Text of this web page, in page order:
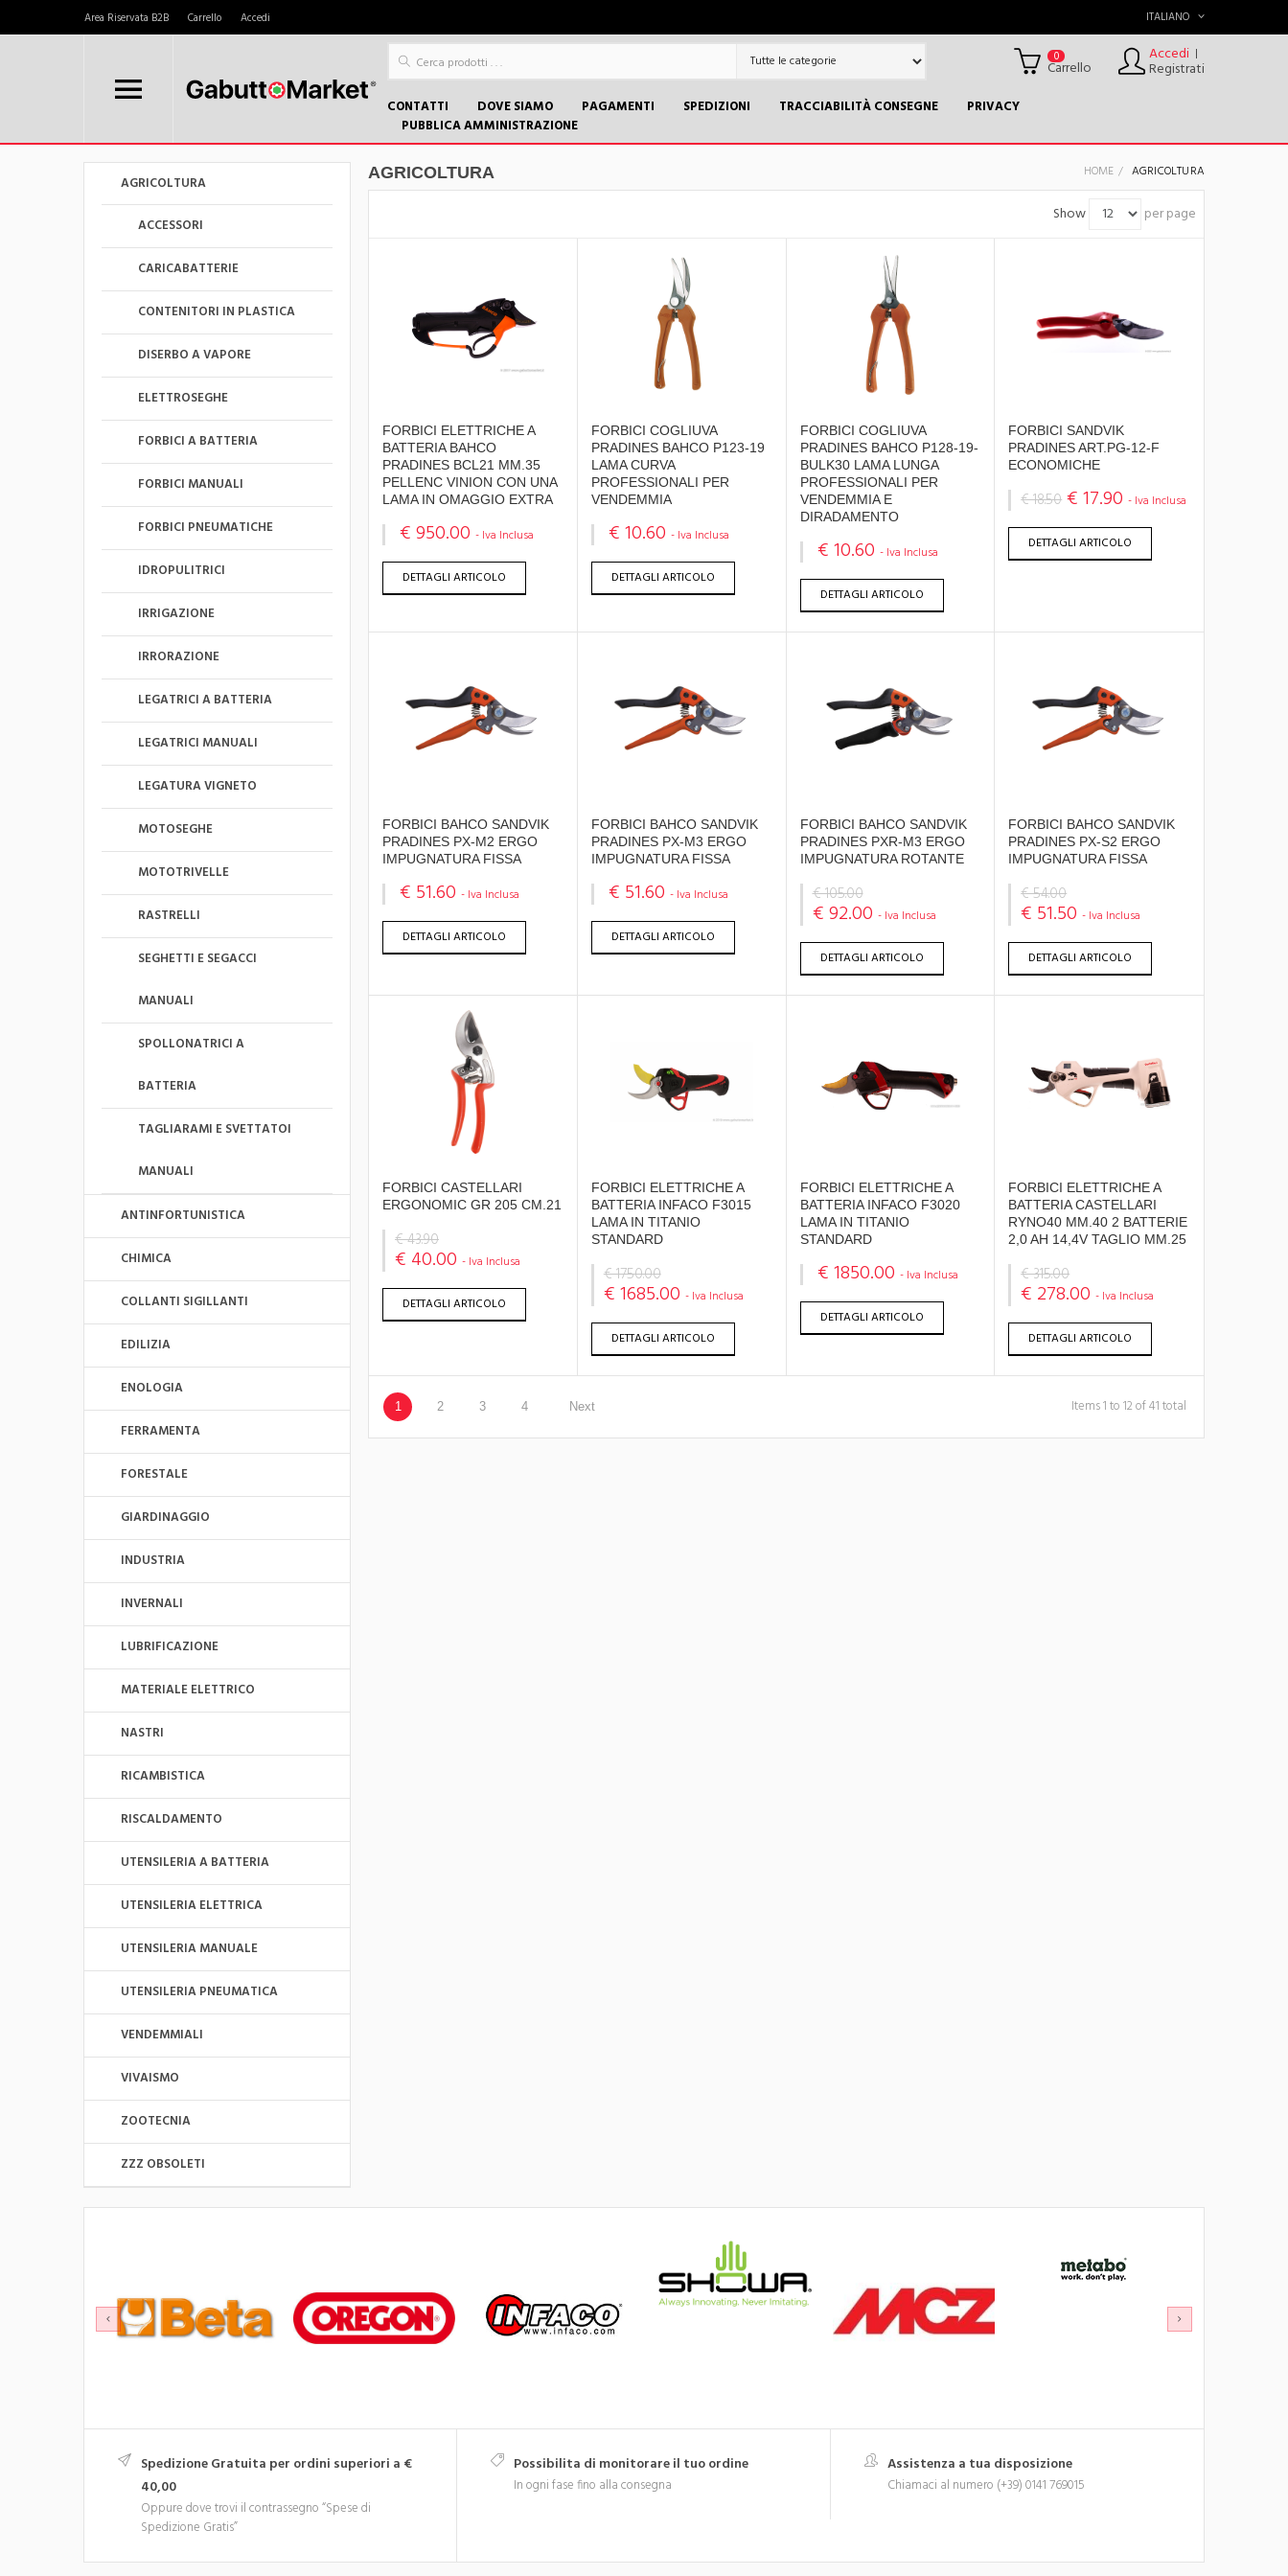
Area Riservata B2B Carrello Accedi ITALIANO
Accedi |
Registrati
0
Carrello
CONTATTI DOVE SIAMO PAGAMENTI SPEDIZIONI TRACCIABILITÀ CONSEGNE
PRIVACY
PUBBLICA AMMINISTRAZIONE
AGRICOLTURA
ACCESSORI
CARICABATTERIE
CONTENITORI IN PLASTICA
DISERBO A VAPORE
ELETTROSEGHE
FORBICI A BATTERIA
FORBICI MANUALI
FORBICI PNEUMATICHE
IDROPULITRICI
IRRIGAZIONE
IRRORAZIONE
LEGATRICI A BATTERIA
LEGATRICI MANUALI
LEGATURA VIGNETO
MOTOSEGHE
MOTOTRIVELLE
RASTRELLI
SEGHETTI E SEGACCI
MANUALI
SPOLLONATRICI A
BATTERIA
TAGLIARAMI E SVETTATOI
MANUALI
ANTINFORTUNISTICA
CHIMICA
COLLANTI SIGILLANTI
EDILIZIA
ENOLOGIA
FERRAMENTA
FORESTALE
GIARDINAGGIO
INDUSTRIA
INVERNALI
LUBRIFICAZIONE
MATERIALE ELETTRICO
NASTRI
RICAMBISTICA
RISCALDAMENTO
UTENSILERIA A BATTERIA
UTENSILERIA ELETTRICA
UTENSILERIA MANUALE
UTENSILERIA PNEUMATICA
VENDEMMIALI
VIVAISMO
ZOOTECNIA
ZZZ OBSOLETI
HOME AGRICOLTURA
AGRICOLTURA
Show per page
FORBICI ELETTRICHE A
BATTERIA BAHCO
PRADINES BCL21 MM.35
PELLENC VINION CON UNA
LAMA IN OMAGGIO EXTRA
€ 950.00 - Iva Inclusa
DETTAGLI ARTICOLO
FORBICI COGLIUVA
PRADINES BAHCO P123-19
LAMA CURVA
PROFESSIONALI PER
VENDEMMIA
€ 10.60 - Iva Inclusa
DETTAGLI ARTICOLO
FORBICI COGLIUVA
PRADINES BAHCO P128-19-
BULK30 LAMA LUNGA
PROFESSIONALI PER
VENDEMMIA E
DIRADAMENTO
€ 10.60 - Iva Inclusa
DETTAGLI ARTICOLO
FORBICI SANDVIK
PRADINES ART.PG-12-F
ECONOMICHE
€ 18.50 € 17.90 - Iva Inclusa
DETTAGLI ARTICOLO
FORBICI BAHCO SANDVIK
PRADINES PX-M2 ERGO
IMPUGNATURA FISSA
€ 51.60 - Iva Inclusa
DETTAGLI ARTICOLO
FORBICI BAHCO SANDVIK
PRADINES PX-M3 ERGO
IMPUGNATURA FISSA
€ 51.60 - Iva Inclusa
DETTAGLI ARTICOLO
FORBICI BAHCO SANDVIK
PRADINES PXR-M3 ERGO
IMPUGNATURA ROTANTE
€ 105.00
€ 92.00 - Iva Inclusa
DETTAGLI ARTICOLO
FORBICI BAHCO SANDVIK
PRADINES PX-S2 ERGO
IMPUGNATURA FISSA
€ 54.00
€ 51.50 - Iva Inclusa
DETTAGLI ARTICOLO
FORBICI CASTELLARI
ERGONOMIC GR 205 CM.21
€ 43.90
€ 40.00 - Iva Inclusa
DETTAGLI ARTICOLO
FORBICI ELETTRICHE A
BATTERIA INFACO F3015
LAMA IN TITANIO
STANDARD
€ 1750.00
€ 1685.00 - Iva Inclusa
DETTAGLI ARTICOLO
FORBICI ELETTRICHE A
BATTERIA INFACO F3020
LAMA IN TITANIO
STANDARD
€ 1850.00 - Iva Inclusa
DETTAGLI ARTICOLO
FORBICI ELETTRICHE A
BATTERIA CASTELLARI
RYNO40 MM.40 2 BATTERIE
2,0 AH 14,4V TAGLIO MM.25
€ 315.00
€ 278.00 - Iva Inclusa
DETTAGLI ARTICOLO
Items 1 to 12 of 41 total
1 2 3 4 Next
Spedizione Gratuita per ordini superiori a €
40,00
Oppure dove trovi il contrassegno “Spese di
Spedizione Gratis”
Possibilita di monitorare il tuo ordine
In ogni fase fino alla consegna
Assistenza a tua disposizione
Chiamaci al numero (+39) 0141 769015